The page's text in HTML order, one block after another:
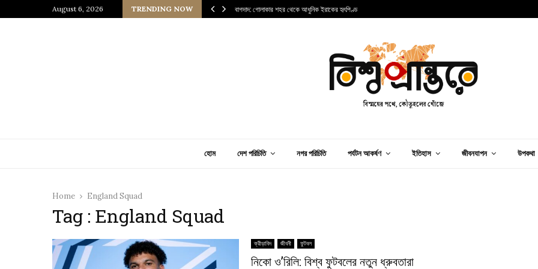
August 6, 2026 TRENDING NOW বাগদাদ: গোলাকার শহর থেকে আধুনিক ইরাকের হৃৎপিণ্ড
হোম দেশ পরিচিতি নগর পরিচিতি পর্যটন আকর্ষণ ইতিহাস জীবনযাপন উপকথা
Home England Squad
Tag : England Squad
ক্রীড়াবিদ জীবনী ফুটবল
নিকো ও’রিলি: বিশ্ব ফুটবলের নতুন ধ্রুবতারা